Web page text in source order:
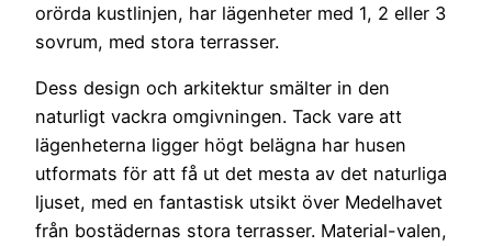
orörda kustlinjen, har lägenheter med 1, 2 eller 3
sovrum, med stora terrasser.
Dess design och arkitektur smälter in den
naturligt vackra omgivningen. Tack vare att
lägenheterna ligger högt belägna har husen
utformats för att få ut det mesta av det naturliga
ljuset, med en fantastisk utsikt över Medelhavet
från bostädernas stora terrasser. Material-valen,